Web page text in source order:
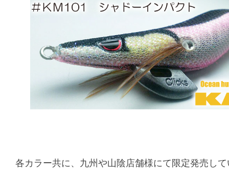
各カラー共に、九州や山陰店舗様にて限定発売し